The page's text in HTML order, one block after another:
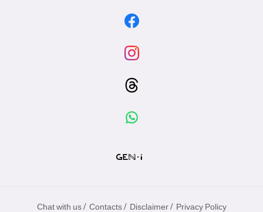
Chat with us / Contacts / Disclaimer / Privacy Policy